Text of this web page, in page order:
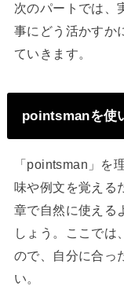
次のパートでは、
事にどう活かすか
ていきます。
pointsmanを使
「pointsman」を
味や例文を覚える
章で自然に使える
しょう。ここでは
ので、自分に合っ
い。